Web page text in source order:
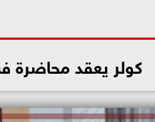
كولر يعقد محاضرة